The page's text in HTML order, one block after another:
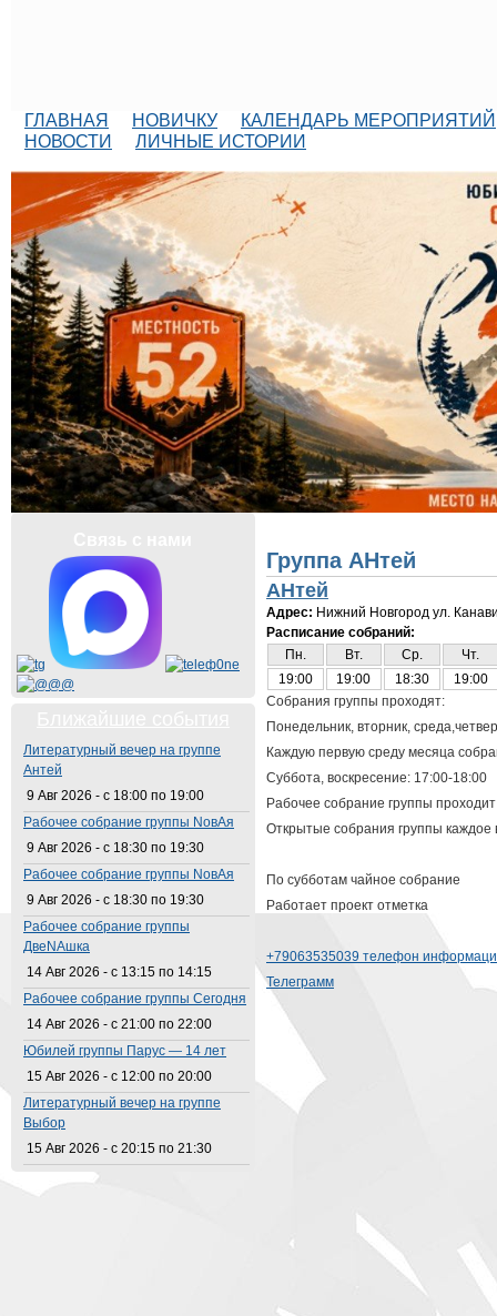
ГЛАВНАЯ НОВИЧКУ
КАЛЕНДАРЬ МЕРОПРИЯТИЙ
НОВОСТИ
ЛИЧНЫЕ ИСТОРИИ
Группа АНтей
АНтей
Адрес: Нижний Новгород ул.
Расписание собраний:
Пн.
Вт. Ср.
Чт.
19:00
19:00 18:30
19:00
Собрания группы проходят:
Понедельник, вторник,
Каждую первую среду месяца
Суббота, воскресение: 17:00-18:00
Рабочее собрание группы
Открытые собрания группы каждое
По субботам чайное собрание
Работает проект отметка
+79063535039 телефон
Телеграмм
Литературный вечер на группе
Антей
9 Авг 2026 - с 18:00 по 19:00
Рабочее собрание группы NовАя
9 Авг 2026 - с 18:30 по 19:30
Рабочее собрание группы NовАя
9 Авг 2026 - с 18:30 по 19:30
Рабочее собрание группы
ДвеNAшка
14 Авг 2026 - с 13:15 по 14:15
Рабочее собрание группы Сегодня
14 Авг 2026 - с 21:00 по 22:00
Юбилей группы Парус — 14 лет
15 Авг 2026 - с 12:00 по 20:00
Литературный вечер на группе
Выбор
15 Авг 2026 - с 20:15 по 21:30